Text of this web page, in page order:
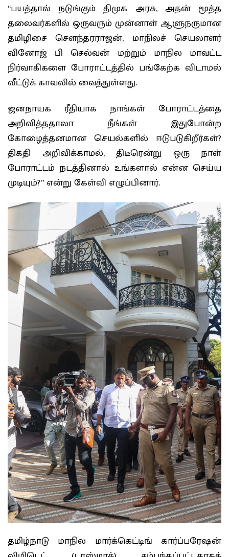
“பயத்தால் நடுங்கும் திமுக அரசு, அதன் மூத்த
தலைவர்களில் ஒருவரும் முன்னாள் ஆளுநருமான
தமிழிசை சௌந்தரராஜன், மாநிலச் செயலாளர்
வினோஜ் பி செல்வன் மற்றும் மாநில மாவட்ட
நிர்வாகிகளை போராட்டத்தில் பங்கேற்க விடாமல்
வீட்டுக் காவலில் வைத்துள்ளது.
ஜனநாயக ரீதியாக நாங்கள் போராட்டத்தை
அறிவித்ததாலா நீங்கள் இதுபோன்ற
கோழைத்தனமான செயல்களில் ஈடுபடுகிறீர்கள்?
திகதி அறிவிக்காமல், திடீரென்று ஒரு நாள்
போராட்டம் நடத்தினால் உங்களால் என்ன செய்ய
முடியும்?” என்று கேள்வி எழுப்பினார்.
தமிழ்நாடு மாநில மார்க்கெட்டிங் கார்ப்பரேஷன்